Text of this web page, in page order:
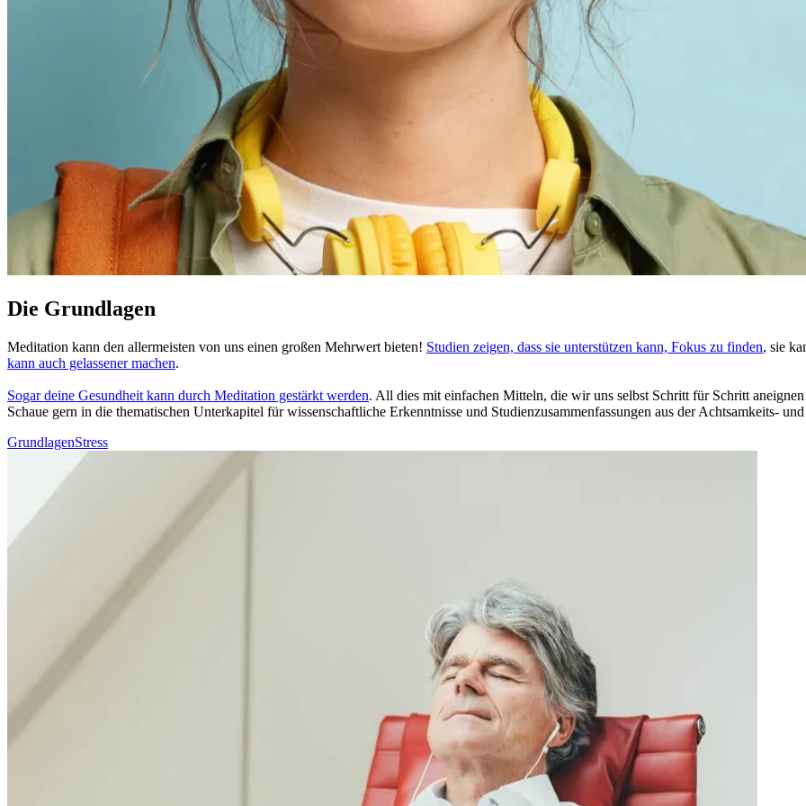
Die Grundlagen
Meditation kann den allermeisten von uns einen großen Mehrwert bieten! Stu­dien zeigen, dass sie unterstützen kann, Fokus zu finden, sie
kann auch gelas­se­ner machen.
Sogar deine Gesund­heit kann durch Medi­ta­tion gestärkt werden. All dies mit ein­fa­chen Mit­teln, die wir uns selbst Schritt für Schritt
Schaue gern in die thematischen Unterkapitel für wissenschaftliche Erkenntnisse und Studienzusammenfassungen aus der Achtsamkeits-
GrundlagenStress